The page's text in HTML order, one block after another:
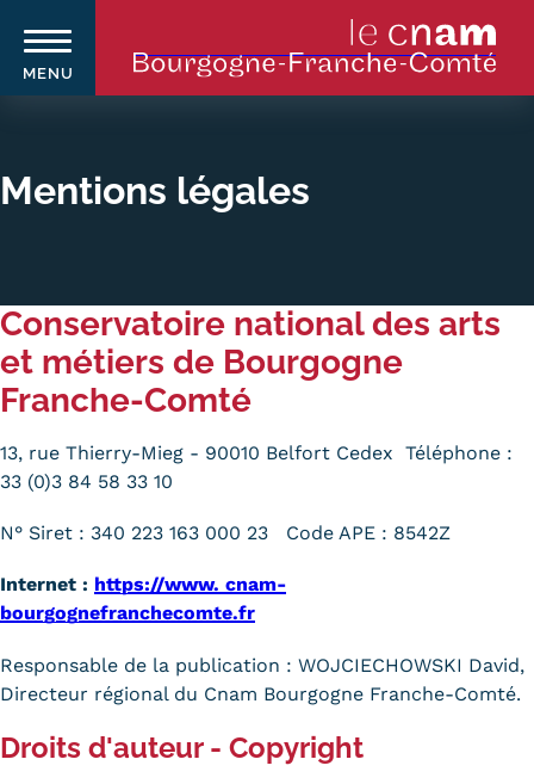
principal
MENU
principale
Le Cnam
Le Cnam en Bourgogne Franche-
Comté
Nos équipes Cnam BFC
BFC
Nos centres administratifs
Quoi de neuf au Cnam BFC?
Actualités
Mentions légales
Conservatoire national des arts
et métiers de Bourgogne
Franche-Comté
13, rue Thierry-Mieg - 90010 Belfort Cedex Téléphone :
33 (0)3 84 58 33 10
N° Siret : 340 223 163 000 23 Code APE : 8542Z
Internet : https://www. cnam-
bourgognefranchecomte.fr
Responsable de la publication : WOJCIECHOWSKI David,
Directeur régional du Cnam Bourgogne Franche-Comté.
Droits d'auteur - Copyright